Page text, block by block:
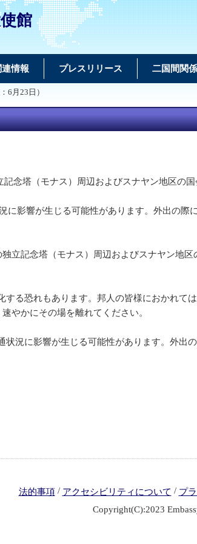
館
情報 プレスリリース 二国間関係
6月23日）
念塔（モナス）周辺およびスナヤン地区の国
影響が生じる可能性があります。外出の際
記念塔（モナス）周辺およびスナヤン地
恐れもあります。邦人の皆様におかれて
やかにその場を離れてください。
に影響が生じる可能性があります。外出の
法的事項 / アクセシビリティについて / プ
Copyright(C):2023